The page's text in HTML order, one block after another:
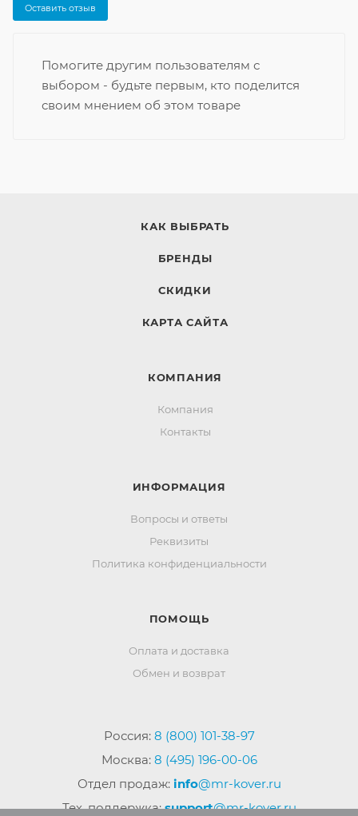
Оставить отзыв
Помогите другим пользователям с
выбором - будьте первым, кто поделится
своим мнением об этом товаре
КАК ВЫБРАТЬ
БРЕНДЫ
СКИДКИ
КАРТА САЙТА
КОМПАНИЯ
Компания
Контакты
ИНФОРМАЦИЯ
Вопросы и ответы
Реквизиты
Политика конфиденциальности
ПОМОЩЬ
Оплата и доставка
Обмен и возврат
Россия: 8 (800) 101-38-97
Москва: 8 (495) 196-00-06
Отдел продаж: info@mr-kover.ru
Тех. поддержка:support@mr-kover.ru